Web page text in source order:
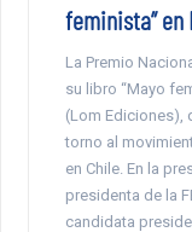
feminista” en
La Premio
su libro “Mayo
(Lom Ediciones),
torno al
en Chile. En la
presidenta de la
candidata